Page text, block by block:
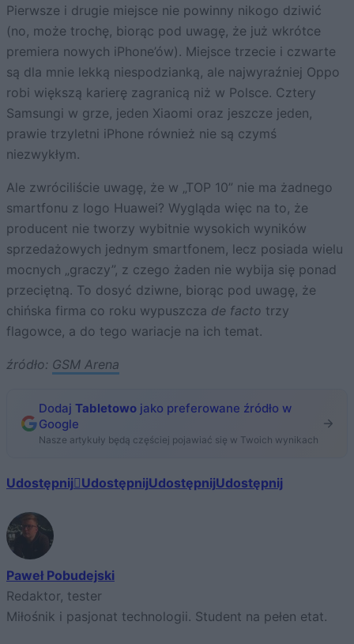
Pierwsze i drugie miejsce nie powinny nikogo dziwić
(no, może trochę, biorąc pod uwagę, że już wkrótce
premiera nowych iPhone’ów). Miejsce trzecie i czwarte
są dla mnie lekką niespodzianką, ale najwyraźniej Oppo
robi większą karierę zagranicą niż w Polsce. Cztery
Samsungi w grze, jeden Xiaomi oraz jeszcze jeden,
prawie trzyletni iPhone również nie są czymś
niezwykłym.
Ale zwróciliście uwagę, że w „TOP 10” nie ma żadnego
smartfonu z logo Huawei? Wygląda więc na to, że
producent nie tworzy wybitnie wysokich wyników
sprzedażowych jednym smartfonem, lecz posiada wielu
mocnych „graczy”, z czego żaden nie wybija się ponad
przeciętną. To dosyć dziwne, biorąc pod uwagę, że
chińska firma co roku wypuszcza de facto trzy
flagowce, a do tego wariacje na ich temat.
źródło: GSM Arena
Dodaj Tabletowo jako preferowane źródło w
Google
Nasze artykuły będą częściej pojawiać się w Twoich wynikach
Udostępnij UdostępnijUdostępnijUdostępnij
Paweł Pobudejski
Redaktor, tester
Miłośnik i pasjonat technologii. Student na pełen etat.